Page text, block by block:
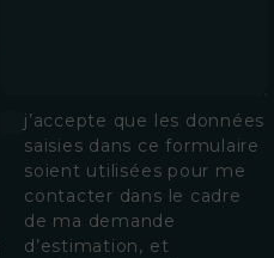
j’accepte que les données
saisies dans ce formulaire
soient utilisées pour me
contacter dans le cadre
de ma demande
d’estimation, et